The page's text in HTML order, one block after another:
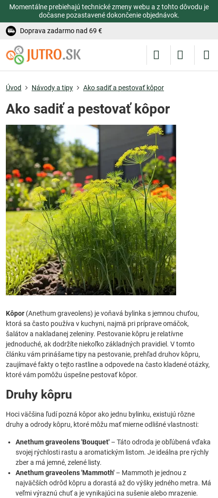
Momentálne prebiehajú technické zmeny webu a z tohto dôvodu je
dočasne pozastavené dokončenie objednávok.
Doprava zadarmo nad 69 €
Úvod Návody a tipy Ako sadiť a pestovať kôpor
Ako sadiť a pestovať kôpor
Kôpor (Anethum graveolens) je voňavá bylinka s jemnou chuťou,
ktorá sa často používa v kuchyni, najmä pri príprave omáčok,
šalátov a nakladanej zeleniny. Pestovanie kôpru je relatívne
jednoduché, ak dodržíte niekoľko základných pravidiel. V tomto
článku vám prinášame tipy na pestovanie, prehľad druhov kôpru,
zaujímavé fakty o tejto rastline a odpovede na často kladené otázky,
ktoré vám pomôžu úspešne pestovať kôpor.
Druhy kôpru
Hoci väčšina ľudí pozná kôpor ako jednu bylinku, existujú rôzne
druhy a odrody kôpru, ktoré môžu mať mierne odlišné vlastnosti:
Anethum graveolens 'Bouquet' – Táto odroda je obľúbená vďaka
svojej rýchlosti rastu a aromatickým listom. Je ideálna pre rýchly
zber a má jemné, zelené listy.
Anethum graveolens 'Mammoth' – Mammoth je jednou z
najväčších odrôd kôpru a dorastá až do výšky jedného metra. Má
veľmi výraznú chuť a je vynikajúci na sušenie alebo mrazenie.